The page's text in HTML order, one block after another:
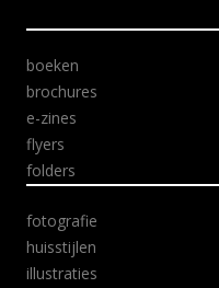
boeken
brochures
e-zines
flyers
folders
fotografie
huisstijlen
illustraties